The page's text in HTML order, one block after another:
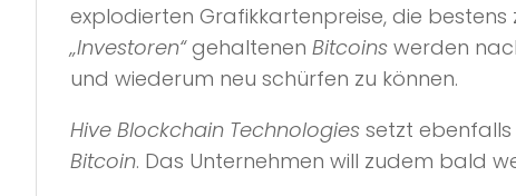
explodierten Grafikkartenpreise, die
„Investoren“gehaltenen Bitcoins werden
und wiederum neu schürfen zu können.
Hive Blockchain Technologies setzt
Bitcoin. Das Unternehmen will zudem bald